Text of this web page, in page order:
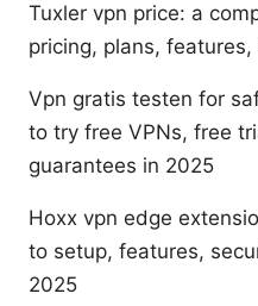
Tuxler vpn price: a
pricing, plans,
Vpn gratis testen for
to try free VPNs, free
guarantees in 2025
Hoxx vpn edge
to setup, features,
2025